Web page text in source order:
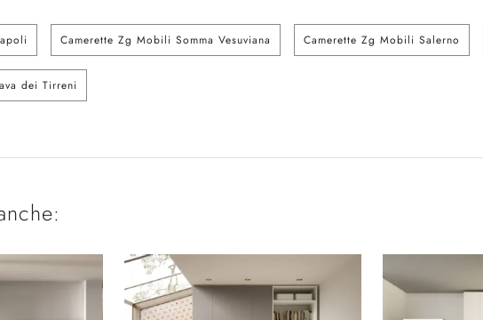
Camerette Zg Mobili Somma Vesuviana Camerette Zg Mobili Salerno
dei Tirreni